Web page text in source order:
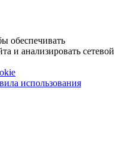
обеспечивать
и анализировать сетевой
использования